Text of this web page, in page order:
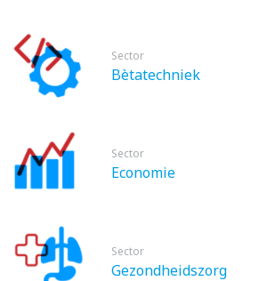
Sector
Bètatechniek
Sector
Economie
Sector
Gezondheidszorg